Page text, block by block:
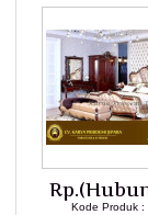
Kode Produk :